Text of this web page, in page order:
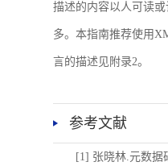
描述的内容以人可读
多。本指南推荐使用
言的描述见附录2。
参考文献
[1] 张晓林.元数据